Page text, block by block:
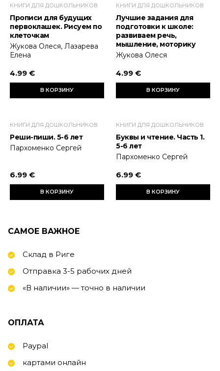
КНИГИ ДЛЯ ДОШКОЛЬНИКОВ
Прописи для будущих
первоклашек. Рисуем по
клеточкам
Жукова Олеся, Лазарева
Елена
4.99 €
В КОРЗИНУ
КНИГИ ДЛЯ ДОШКОЛЬНИКОВ
Лучшие задания для
подготовки к школе:
развиваем речь,
мышление, моторику
Жукова Олеся
4.99 €
В КОРЗИНУ
КНИГИ ДЛЯ ДОШКОЛЬНИКОВ
Реши-пиши. 5-6 лет
Пархоменко Сергей
6.99 €
В КОРЗИНУ
КНИГИ ДЛЯ ДОШКОЛЬНИКОВ
Буквы и чтение. Часть 1.
5-6 лет
Пархоменко Сергей
6.99 €
В КОРЗИНУ
САМОЕ ВАЖНОЕ
Склад в Риге
Отправка 3-5 рабочих дней
«В наличии» — точно в наличии
ОПЛАТА
Paypal
картами онлайн